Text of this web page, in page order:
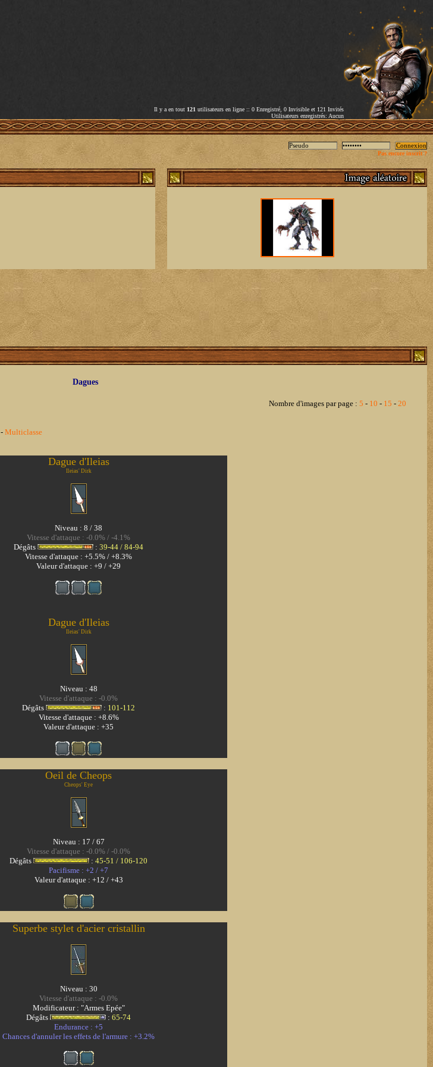
Il y a en tout 121 utilisateurs en ligne :: 0 Enregistré, 0 Invisible et 121 Invités
Utilisateurs enregistrés: Aucun
Pas encore inscrit ?
Dagues
Nombre d'images par page : 5 - 10 - 15 - 20
- Multiclasse
Dague d'Ileias
Ileias' Dirk
Niveau : 8 / 38
Vitesse d'attaque : -0.0% / -4.1%
Dégâts
: 39-44 / 84-94
Vitesse d'attaque : +5.5% / +8.3%
Valeur d'attaque : +9 / +29
Dague d'Ileias
Ileias' Dirk
Niveau : 48
Vitesse d'attaque : -0.0%
Dégâts
: 101-112
Vitesse d'attaque : +8.6%
Valeur d'attaque : +35
Oeil de Cheops
Cheops' Eye
Niveau : 17 / 67
Vitesse d'attaque : -0.0% / -0.0%
Dégâts
: 45-51 / 106-120
Pacifisme : +2 / +7
Valeur d'attaque : +12 / +43
Superbe stylet d'acier cristallin
Niveau : 30
Vitesse d'attaque : -0.0%
Modificateur : "Armes Epée"
Dégâts
: 65-74
Endurance : +5
Chances d'annuler les effets de l'armure : +3.2%